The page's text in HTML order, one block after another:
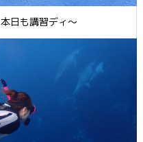
本日も講習ディ～